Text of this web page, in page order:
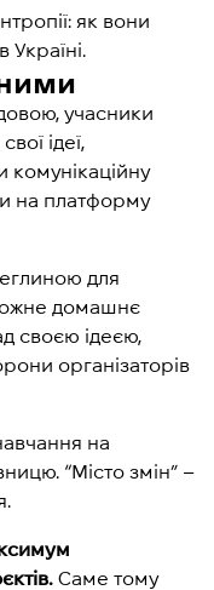
як вони
Україні.
учасники
ідеї,
комунікаційну
на платформу
для
домашнє
своєю ідеєю,
організаторів
на
“Місто змін” –
Саме тому